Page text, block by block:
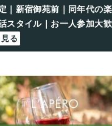
｜新宿御苑前｜同年代の
スタイル｜お一人参加大
る